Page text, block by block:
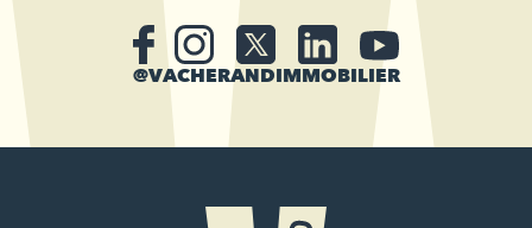
@VACHERANDIMMOBILIER